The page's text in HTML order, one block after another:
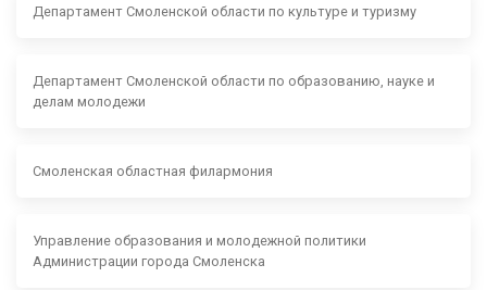
Департамент Смоленской области по культуре и туризму
Департамент Смоленской области по образованию, науке и
делам молодежи
Смоленская областная филармония
Управление образования и молодежной политики
Администрации города Смоленска